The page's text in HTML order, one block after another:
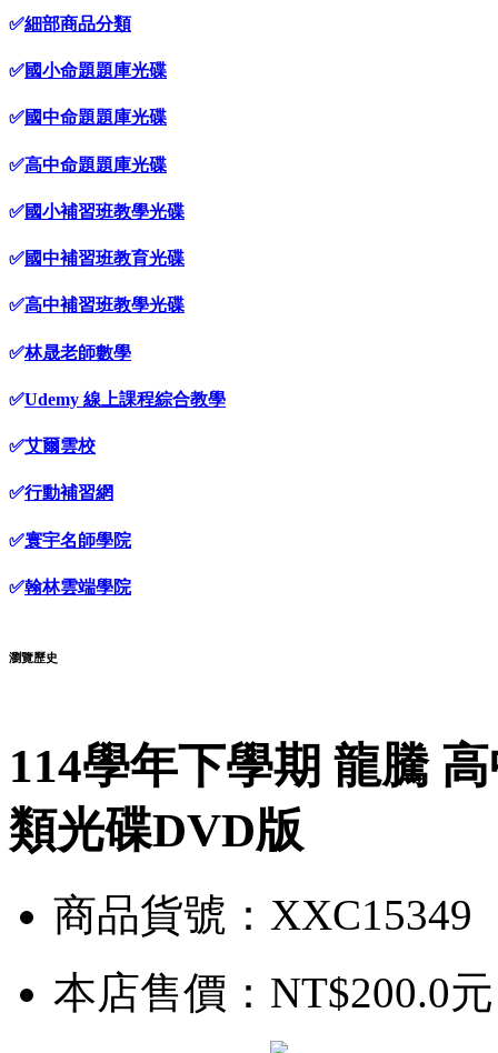
✅細部商品分類
✅國小命題題庫光碟
✅國中命題題庫光碟
✅高中命題題庫光碟
✅國小補習班教學光碟
✅國中補習班教育光碟
✅高中補習班教學光碟
✅林晟老師數學
✅Udemy 線上課程綜合教學
✅艾爾雲校
✅行動補習網
✅寰宇名師學院
✅翰林雲端學院
瀏覽歷史
114學年下學期 龍騰
類光碟DVD版
商品貨號：XXC15349
本店售價： NT$200.0元